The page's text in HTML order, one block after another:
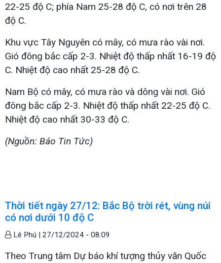
22-25 độ C; phía Nam 25-28 độ C, có nơi trên 28
độ C.
Khu vực Tây Nguyên có mây, có mưa rào vài nơi.
Gió đông bắc cấp 2-3. Nhiệt độ thấp nhất 16-19 độ
C. Nhiệt độ cao nhất 25-28 độ C.
Nam Bộ có mây, có mưa rào và dông vài nơi. Gió
đông bắc cấp 2-3. Nhiệt độ thấp nhất 22-25 độ C.
Nhiệt độ cao nhất 30-33 độ C.
(Nguồn: Báo Tin Tức)
Thời tiết ngày 27/12: Bắc Bộ trời rét, vùng núi
có nơi dưới 10 độ C
Lê Phú | 27/12/2024 - 08:09
Theo Trung tâm Dự báo khí tượng thủy văn Quốc